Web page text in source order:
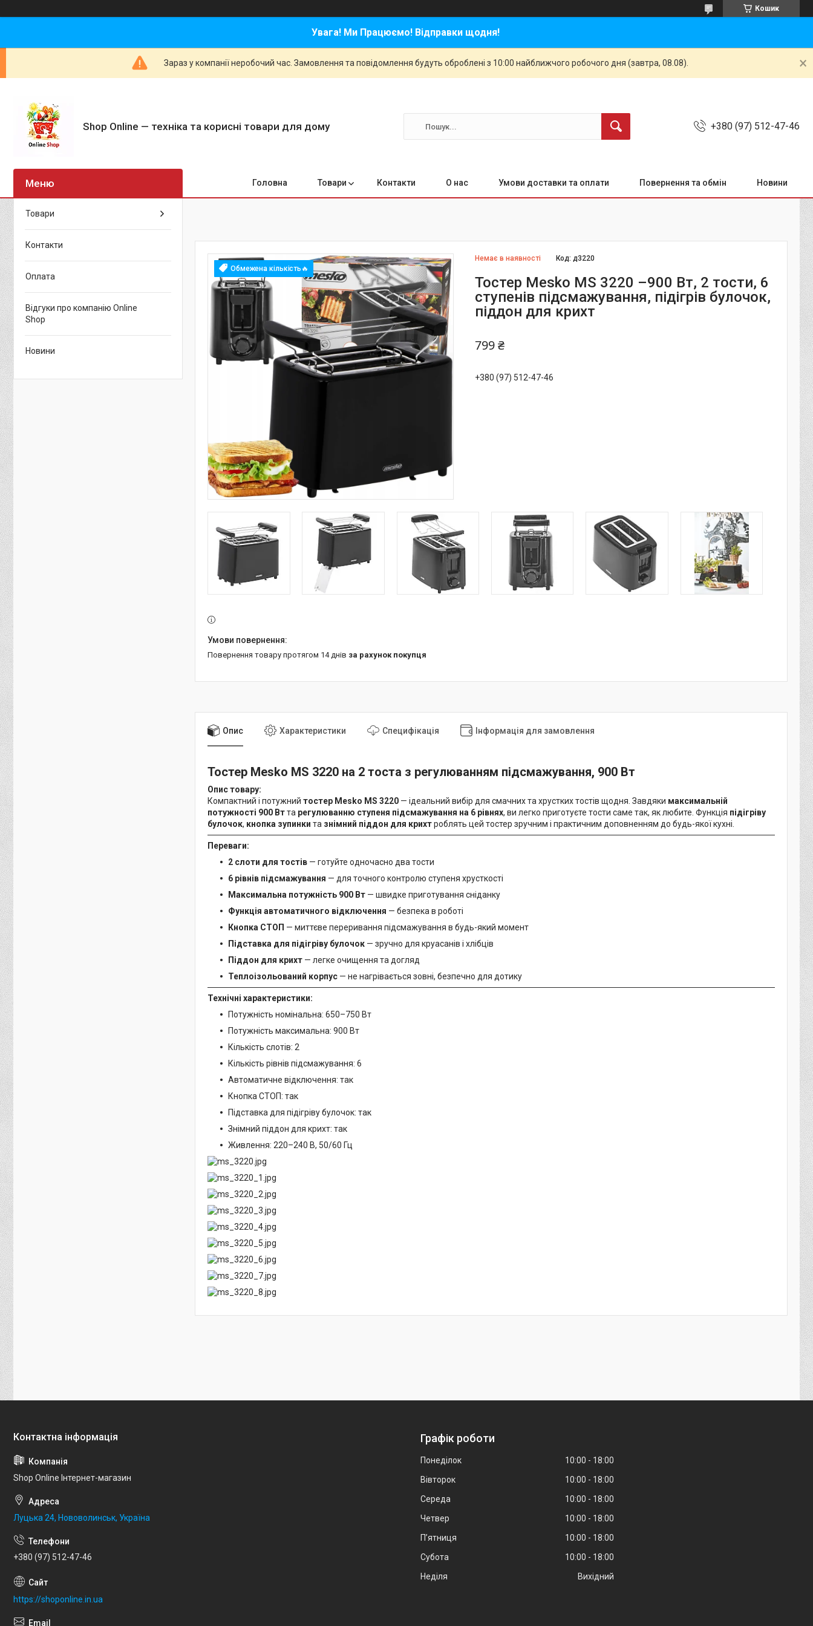
Кошик
Увага! Ми Працюємо! Відправки щодня!
Зараз у компанії неробочий час. Замовлення та повідомлення будуть оброблені з 10:00 найближчого робочого дня (завтра, 08.08).
Shop Online — техніка та корисні товари для дому +380 (97) 512-47-46
Головна Товари Контакти О нас Умови доставки та оплати Повернення та обмін Новини
Обмежена кількість🔥
Немає в наявності Код:д3220
Тостер Mesko MS 3220 –900 Вт, 2 тости, 6
ступенів підсмажування, підігрів булочок,
піддон для крихт
799 ₴
+380 (97) 512-47-46
повернення товару протягом 14 днів за рахунок покупця
Опис Характеристики Специфікація Інформація для замовлення
Тостер Mesko MS 3220 на 2 тоста з регулюванням підсмажування, 900 Вт
Опис товару:
Компактний і потужний тостер Mesko MS 3220 — ідеальний вибір для смачних та хрустких тостів щодня. Завдяки максимальній
потужності 900 Втта регулюванню ступеня підсмажування на 6 рівнях, ви легко приготуєте тости саме так, як любите. Функція підігріву
булочок, кнопка зупинки та знімний піддон для крихтроблять цей тостер зручним і практичним доповненням до будь-якої кухні.
Переваги:
2 слоти для тостів — готуйте одночасно два тости
6 рівнів підсмажування — для точного контролю ступеня хрусткості
Максимальна потужність 900 Вт — швидке приготування сніданку
Функція автоматичного відключення — безпека в роботі
Кнопка СТОП — миттєве переривання підсмажування в будь-який момент
Підставка для підігріву булочок — зручно для круасанів і хлібців
Піддон для крихт — легке очищення та догляд
Теплоізольований корпус — не нагрівається зовні, безпечно для дотику
Технічні характеристики:
Потужність номінальна: 650–750 Вт
Потужність максимальна: 900 Вт
Кількість слотів: 2
Кількість рівнів підсмажування: 6
Автоматичне відключення: так
Кнопка СТОП: так
Підставка для підігріву булочок: так
Знімний піддон для крихт: так
Живлення: 220–240 В, 50/60 Гц
Товари
Контакти
Оплата
Відгуки про компанію Online
Shop
Новини
Shop Online Інтернет-магазин
Луцька 24, Нововолинськ, Україна
+380 (97) 512-47-46
https://shoponline.in.ua
Графік роботи
Понеділок 10:00
18:00
Вівторок
10:00
18:00
Середа
10:00
18:00
Четвер
10:00
18:00
Пʼятниця
10:00
18:00
Субота
10:00
18:00
Неділя
Вихідний